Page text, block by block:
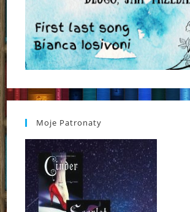
Moje Patronaty